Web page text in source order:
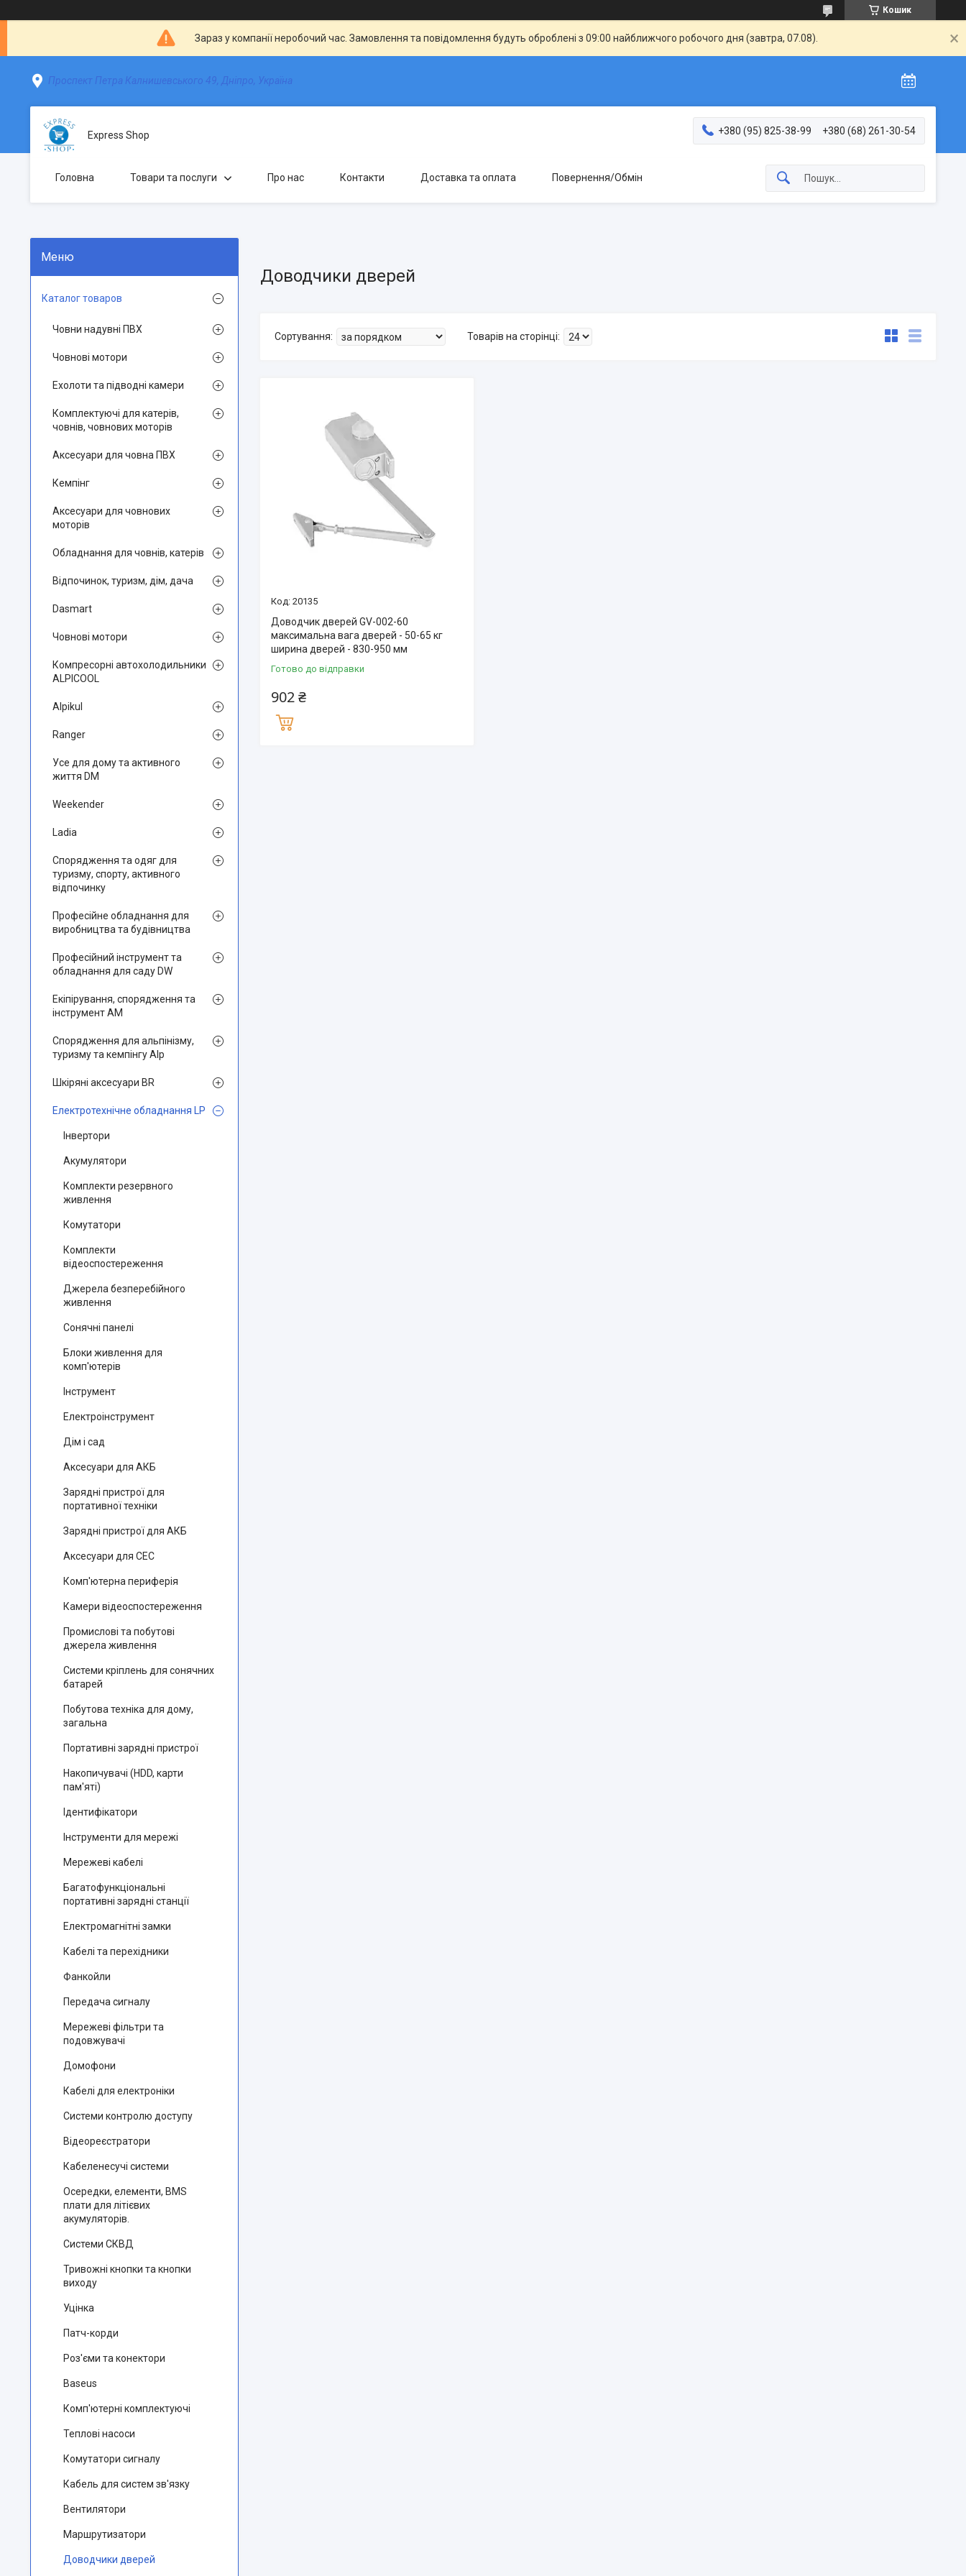
Кошик
Зараз у компанії неробочий час. Замовлення та повідомлення будуть оброблені з 09:00 найближчого робочого дня (завтра, 07.08).
Проспект Петра Калнишевського 49, Дніпро, Україна
Express Shop +380 (95) 825-38-99 +380 (68) 261-30-54
Головна Товари та послуги Про нас Контакти Доставка та оплата Повернення/Обмін
Доводчики дверей
20135
Доводчик дверей GV-002-60
максимальна вага дверей - 50-65 кг
ширина дверей - 830-950 мм
Готово до відправки
902 ₴
Каталог товаров
Човни надувні ПВХ
Човнові мотори
Ехолоти та підводні камери
Комплектуючі для катерів,
човнів, човнових моторів
Аксесуари для човна ПВХ
Кемпінг
Аксесуари для човнових
моторів
Обладнання для човнів, катерів
Відпочинок, туризм, дім, дача
Dasmart
Човнові мотори
Компресорні автохолодильники
ALPICOOL
Alpikul
Ranger
Усе для дому та активного
життя DM
Weekender
Ladia
Спорядження та одяг для
туризму, спорту, активного
відпочинку
Професійне обладнання для
виробництва та будівництва
Професійний інструмент та
обладнання для саду DW
Екіпірування, спорядження та
інструмент AM
Спорядження для альпінізму,
туризму та кемпінгу Alp
Шкіряні аксесуари BR
Електротехнічне обладнання LP
Інвертори
Акумулятори
Комплекти резервного
живлення
Комутатори
Комплекти
відеоспостереження
Джерела безперебійного
живлення
Сонячні панелі
Блоки живлення для
комп'ютерів
Інструмент
Електроінструмент
Дім і сад
Аксесуари для АКБ
Зарядні пристрої для
портативної техніки
Зарядні пристрої для АКБ
Аксесуари для СЕС
Комп'ютерна периферія
Камери відеоспостереження
Промислові та побутові
джерела живлення
Системи кріплень для сонячних
батарей
Побутова техніка для дому,
загальна
Портативні зарядні пристрої
Накопичувачі (HDD, карти
пам'яті)
Ідентифікатори
Інструменти для мережі
Мережеві кабелі
Багатофункціональні
портативні зарядні станції
Електромагнітні замки
Кабелі та перехідники
Фанкойли
Передача сигналу
Мережеві фільтри та
подовжувачі
Домофони
Кабелі для електроніки
Системи контролю доступу
Відеореєстратори
Кабеленесучі системи
Осередки, елементи, BMS
плати для літієвих
акумуляторів.
Системи СКВД
Тривожні кнопки та кнопки
виходу
Уцінка
Патч-корди
Роз'єми та конектори
Baseus
Комп'ютерні комплектуючі
Теплові насоси
Комутатори сигналу
Кабель для систем зв'язку
Вентилятори
Маршрутизатори
Доводчики дверей